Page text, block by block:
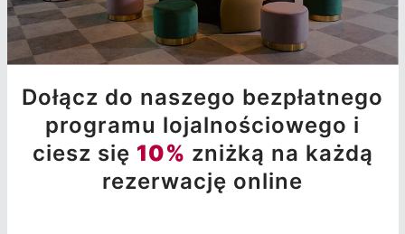
Dołącz do naszego bezpłatnego
programu lojalnościowego i
ciesz się 10% zniżką na każdą
rezerwację online